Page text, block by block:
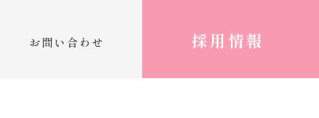
お問い合わせ 採用情報